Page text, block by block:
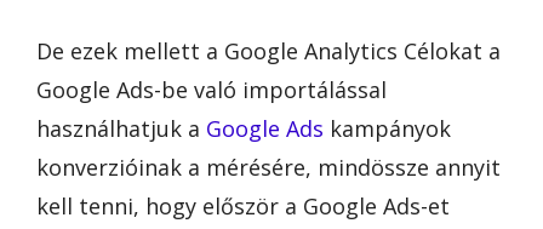
De ezek mellett a Google Analytics Célokat a
Google Ads-be való importálással
használhatjuk a Google Ads kampányok
konverzióinak a mérésére, mindössze annyit
kell tenni, hogy először a Google Ads-et